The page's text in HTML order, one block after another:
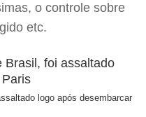
o controle sobre
etc.
logo após desembarcar